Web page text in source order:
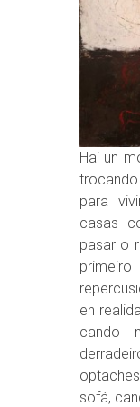
Hai un
para
casas
pasar o
en
cando
sofá,